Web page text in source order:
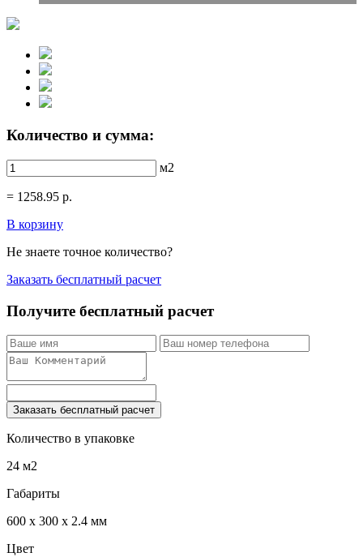
Количество и сумма:
м2
= 1258.95 р.
В корзину
Не знаете точное количество?
Заказать бесплатный расчет
Получите бесплатный расчет
Заказать бесплатный расчет
Количество в упаковке
24 м2
Габариты
600 x 300 x 2.4 мм
Цвет